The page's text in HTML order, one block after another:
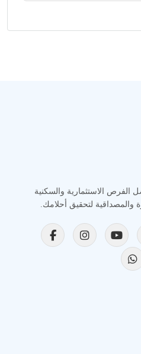
الفرص الاستثمارية والسكنية
لتحقيق أحلامك.